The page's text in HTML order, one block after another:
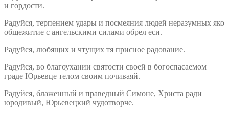
и гордости.
Радуйся, терпением удары и посмеяния людей неразумных яко
общежитие с ангельскими силами обрел еси.
Радуйся, любящих и чтущих тя присное радование.
Радуйся, во благоухании святости своей в богоспасаемом
граде Юрьевце телом своим почиваяй.
Радуйся, блаженный и праведный Симоне, Христа ради
юродивый, Юрьевецкий чудотворче.